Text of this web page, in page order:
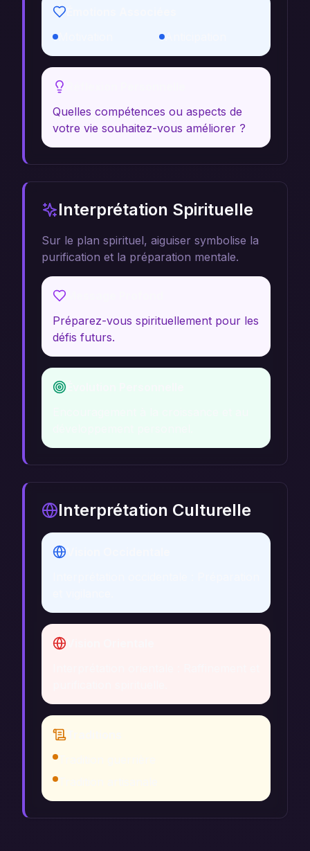
Anticipation
Quelles compétences ou aspects de
votre vie souhaitez-vous améliorer ?
Interprétation Spirituelle
Sur le plan spirituel, aiguiser symbolise la
purification et la préparation mentale.
Préparez-vous spirituellement pour les
défis futurs.
Interprétation Culturelle